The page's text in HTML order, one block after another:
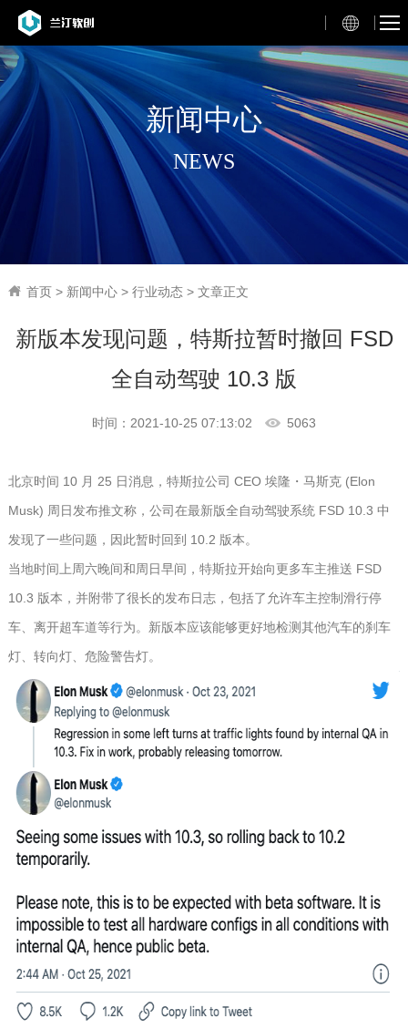
新闻中心
NEWS
首页> 新闻中心> 行业动态> 文章正文
新版本发现问题，特斯拉暂时撤回 FSD
全自动驾驶 10.3 版
时间：2021-10-25 07:13:02 5063
北京时间 10 月 25 日消息，特斯拉公司 CEO 埃隆・马斯克 (Elon
Musk) 周日发布推文称，公司在最新版全自动驾驶系统 FSD 10.3 中
发现了一些问题，因此暂时回到 10.2 版本。
当地时间上周六晚间和周日早间，特斯拉开始向更多车主推送 FSD
10.3 版本，并附带了很长的发布日志，包括了允许车主控制滑行停
车、离开超车道等行为。新版本应该能够更好地检测其他汽车的刹车
灯、转向灯、危险警告灯。